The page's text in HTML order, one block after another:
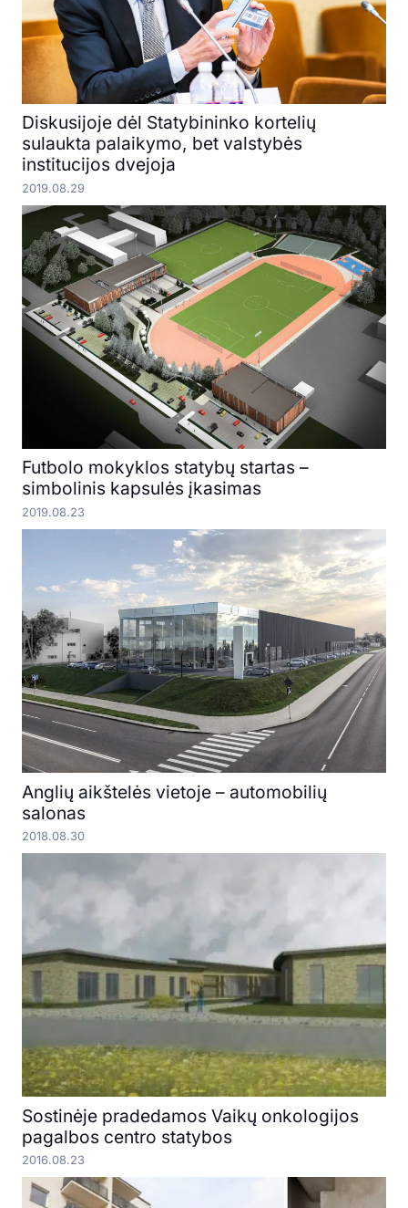
Diskusijoje dėl Statybininko kortelių
sulaukta palaikymo, bet valstybės
institucijos dvejoja
2019.08.29
Futbolo mokyklos statybų startas –
simbolinis kapsulės įkasimas
2019.08.23
Anglių aikštelės vietoje – automobilių
salonas
2018.08.30
Sostinėje pradedamos Vaikų onkologijos
pagalbos centro statybos
2016.08.23